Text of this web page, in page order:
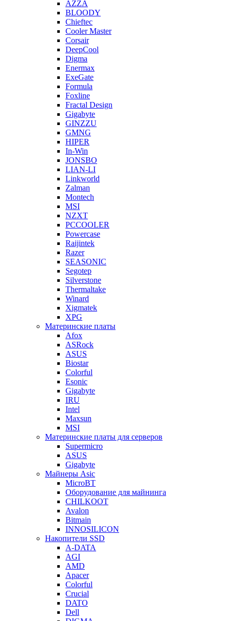
AZZA
BLOODY
Chieftec
Cooler Master
Corsair
DeepCool
Digma
Enermax
ExeGate
Formula
Foxline
Fractal Design
Gigabyte
GINZZU
GMNG
HIPER
In-Win
JONSBO
LIAN-LI
Linkworld
Zalman
Montech
MSI
NZXT
PCCOOLER
Powercase
Raijintek
Razer
SEASONIC
Segotep
Silverstone
Thermaltake
Winard
Xigmatek
XPG
Материнские платы
Afox
ASRock
ASUS
Biostar
Colorful
Esonic
Gigabyte
IRU
Intel
Maxsun
MSI
Материнские платы для серверов
Supermicro
ASUS
Gigabyte
Майнеры Asic
MicroBT
Оборудование для майнинга
CHILKOOT
Avalon
Bitmain
INNOSILICON
Накопители SSD
A-DATA
AGI
AMD
Apacer
Colorful
Crucial
DATO
Dell